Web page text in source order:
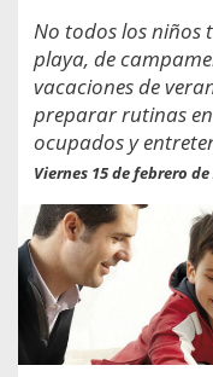
No todos los niños
playa, de
vacaciones de
preparar rutinas
ocupados y
Viernes 15 de febrero de